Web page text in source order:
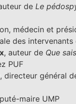
de Le
médecin et
des
, auteur de Que
PUF
directeur général
maire UMP